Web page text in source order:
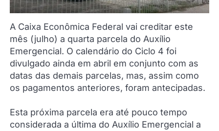
A Caixa Econômica Federal vai creditar este
mês (julho) a quarta parcela do Auxílio
Emergencial. O calendário do Ciclo 4 foi
divulgado ainda em abril em conjunto com as
datas das demais parcelas, mas, assim como
os pagamentos anteriores, foram antecipadas.
Esta próxima parcela era até pouco tempo
considerada a última do Auxílio Emergencial a